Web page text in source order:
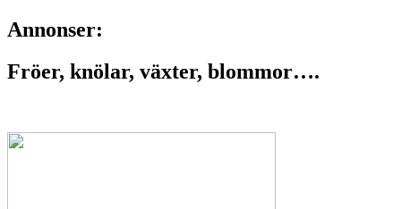
Annonser:
Fröer, knölar, växter, blommor….